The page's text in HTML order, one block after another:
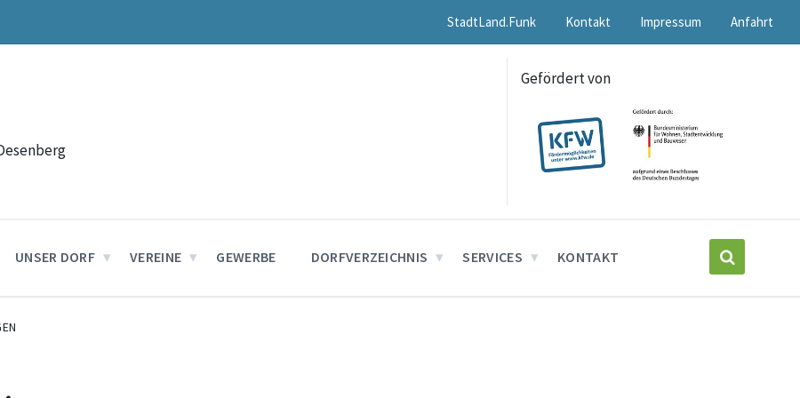
StadtLand.Funk Kontakt Impressum Anfahrt
Gefördert von
UNSER DORF VEREINE GEWERBE DORFVERZEICHNIS SERVICES KONTAKT